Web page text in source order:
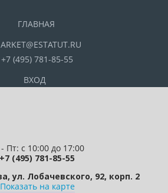
ГЛАВНАЯ
+7 (495) 781-85-55
ВХОД
Пт: с 10:00 до 17:00
+7 (495) 781-85-55
ул. Лобачевского, 92, корп. 2
Показать на карте